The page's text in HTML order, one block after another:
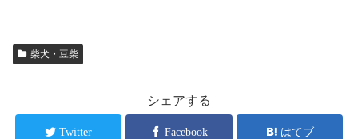
柴犬・豆柴
シェアする
Twitter Facebook はてブ